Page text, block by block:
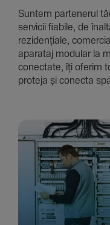
Suntem parte­nerul
servicii fiabile, de
rezi­den­țiale,
aparataj modular la
conec­tate, îți oferim
proteja și conecta